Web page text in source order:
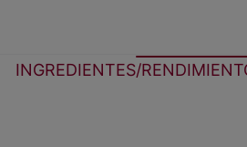
INGREDIENTES/